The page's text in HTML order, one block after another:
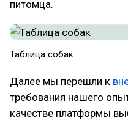
питомца.
Таблица собак
Далее мы перешли к
требования нашего
качестве платформы